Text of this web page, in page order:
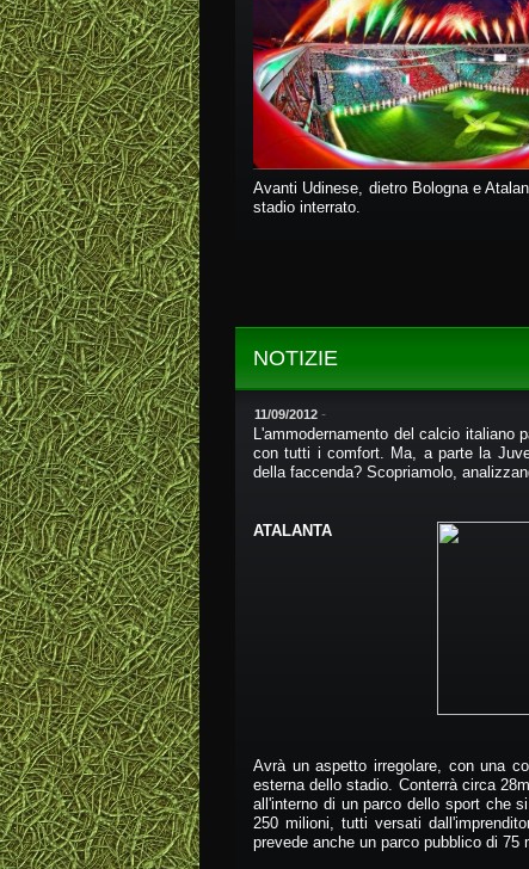
Avanti Udinese, dietro Bologna e
stadio interrato.
NOTIZIE
11/09/2012 -
L'ammodernamento del calcio italiano
con tutti i comfort. Ma, a parte la
della faccenda? Scopriamolo,
ATALANTA
Avrà un aspetto irregolare, con una
esterna dello stadio. Conterrà circa
all'interno di un parco dello sport che
250 milioni, tutti versati
prevede anche un parco pubblico di 75